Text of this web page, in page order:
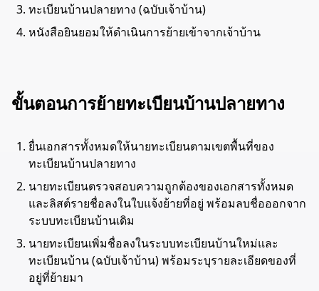
ทะเบียนบ้านปลายทาง (ฉบับเจ้าบ้าน)
หนังสือยินยอมให้ดำเนินการย้ายเข้าจากเจ้าบ้าน
ขั้นตอนการย้ายทะเบียนบ้านปลายทาง
ยื่นเอกสารทั้งหมดให้นายทะเบียนตามเขตพื้นที่ของ
ทะเบียนบ้านปลายทาง
นายทะเบียนตรวจสอบความถูกต้องของเอกสารทั้งหมด
และลิสต์รายชื่อลงในใบแจ้งย้ายที่อยู่ พร้อมลบชื่อออกจาก
ระบบทะเบียนบ้านเดิม
นายทะเบียนเพิ่มชื่อลงในระบบทะเบียนบ้านใหม่และ
ทะเบียนบ้าน (ฉบับเจ้าบ้าน) พร้อมระบุรายละเอียดของที่
อยู่ที่ย้ายมา